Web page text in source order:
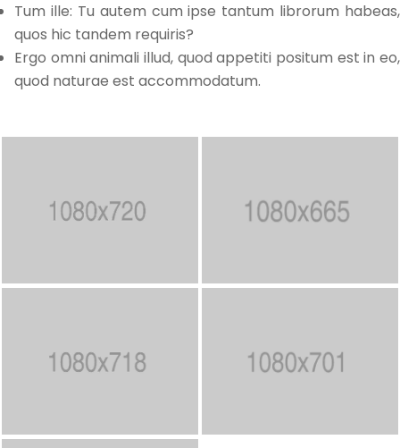
Tum ille: Tu autem cum ipse tantum librorum habeas,
quos hic tandem requiris?
Ergo omni animali illud, quod appetiti positum est in eo,
quod naturae est accommodatum.